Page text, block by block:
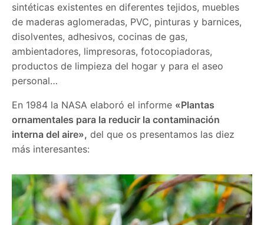
sintéticas existentes en diferentes tejidos, muebles
de maderas aglomeradas, PVC, pinturas y barnices,
disolventes, adhesivos, cocinas de gas,
ambientadores, limpresoras, fotocopiadoras,
productos de limpieza del hogar y para el aseo
personal…
En 1984 la NASA elaboró el informe «Plantas
ornamentales para la reducir la contaminación
interna del aire», del que os presentamos las diez
más interesantes: